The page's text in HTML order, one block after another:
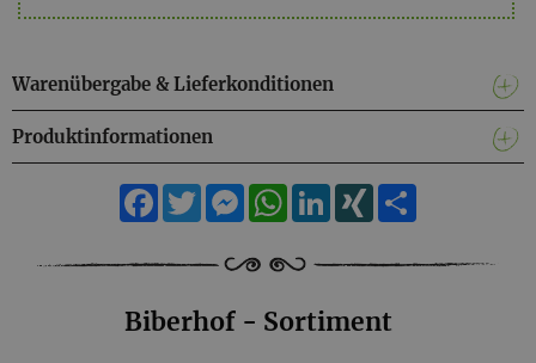
Warenübergabe & Lieferkonditionen
Produktinformationen
Facebook
TwitterMessengerWhatsApp
LinkedIn
XING
Biberhof - Sortiment